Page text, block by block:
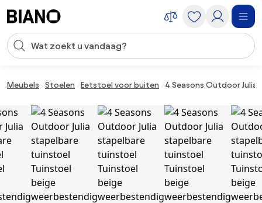
Zoekopdracht invoeren
Meubels Stoelen Eetstoel voor buiten 4 Seasons Outdoor